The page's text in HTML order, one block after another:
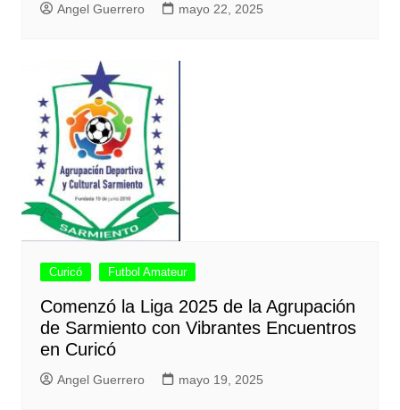
Angel Guerrero mayo 22, 2025
Curicó Futbol Amateur
Comenzó la Liga 2025 de la Agrupación
de Sarmiento con Vibrantes Encuentros
en Curicó
Angel Guerrero mayo 19, 2025